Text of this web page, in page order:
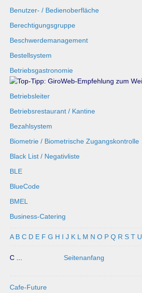
Benutzer- / Bedienoberfläche
Berechtigungsgruppe
Beschwerdemanagement
Bestellsystem
Betriebsgastronomie
Betriebsleiter
Betriebsrestaurant / Kantine
Bezahlsystem
Biometrie / Biometrische Zugangskontrolle
Black List / Negativliste
BLE
BlueCode
BMEL
Business-Catering
A B C D E F G H I J K L M N O P Q R S T U
C ... Seitenanfang
Cafe-Future